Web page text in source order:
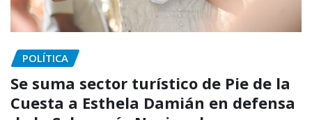
POLÍTICA
Se suma sector turístico de Pie de la
Cuesta a Esthela Damián en defensa